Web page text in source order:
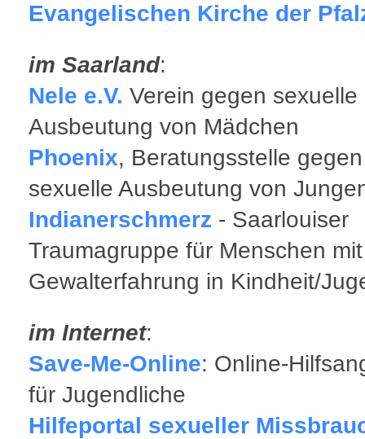
Evangelischen Kirche der
im Saarland:
Nele e.V. Verein gegen sexuelle
Ausbeutung von Mädchen
Phoenix, Beratungsstelle gegen
sexuelle Ausbeutung von
Indianerschmerz - Saarlouiser
Traumagruppe für Menschen mit
Gewalterfahrung in Kindheit/
im Internet:
Save-Me-Online: Online-
für Jugendliche
Hilfeportal sexueller